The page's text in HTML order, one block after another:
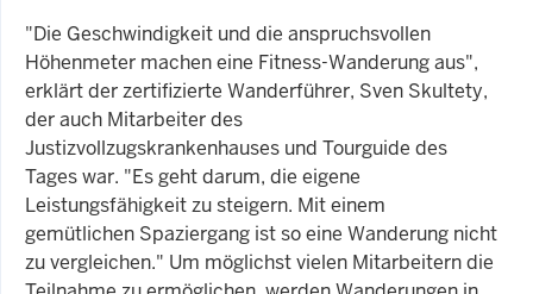
"Die Geschwindigkeit und die anspruchsvollen
Höhenmeter machen eine Fitness-Wanderung aus",
erklärt der zertifizierte Wanderführer, Sven Skultety,
der auch Mitarbeiter des
Justizvollzugskrankenhauses und Tourguide des
Tages war. "Es geht darum, die eigene
Leistungsfähigkeit zu steigern. Mit einem
gemütlichen Spaziergang ist so eine Wanderung nicht
zu vergleichen." Um möglichst vielen Mitarbeitern die